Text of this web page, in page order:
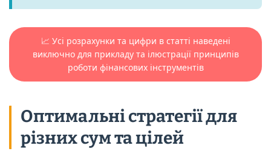
📈 Усі розрахунки та цифри в статті наведені
виключно для прикладу та ілюстрації принципів
роботи фінансових інструментів
Оптимальні стратегії для
різних сум та цілей